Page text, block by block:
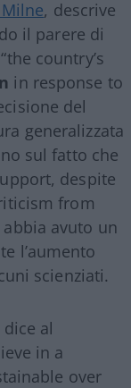
, descrive
il parere di
country’s
in response to
del
generalizzata
sul fatto che
despite
from
avuto un
l’aumento
scienziati.
al
in a
over